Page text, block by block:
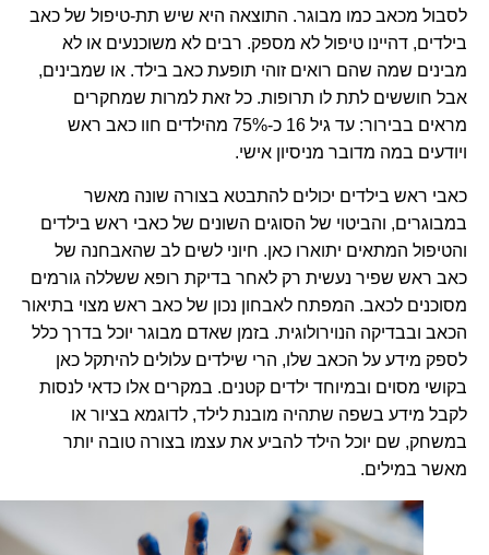
לסבול מכאב כמו מבוגר. התוצאה היא שיש תת-טיפול של כאב
בילדים, דהיינו טיפול לא מספק. רבים לא משוכנעים או לא
מבינים שמה שהם רואים זוהי תופעת כאב בילד. או שמבינים,
אבל חוששים לתת לו תרופות. כל זאת למרות שמחקרים
מראים בבירור: עד גיל 16 כ-75% מהילדים חוו כאב ראש
ויודעים במה מדובר מניסיון אישי.
כאבי ראש בילדים יכולים להתבטא בצורה שונה מאשר
במבוגרים, והביטוי של הסוגים השונים של כאבי ראש בילדים
והטיפול המתאים יתוארו כאן. חיוני לשים לב שהאבחנה של
כאב ראש שפיר נעשית רק לאחר בדיקת רופא ששללה גורמים
מסוכנים לכאב. המפתח לאבחון נכון של כאב ראש מצוי בתיאור
הכאב ובבדיקה הנוירולוגית. בזמן שאדם מבוגר יוכל בדרך כלל
לספק מידע על הכאב שלו, הרי שילדים עלולים להיתקל כאן
בקושי מסוים ובמיוחד ילדים קטנים. במקרים אלו כדאי לנסות
לקבל מידע בשפה שתהיה מובנת לילד, לדוגמא בציור או
במשחק, שם יוכל הילד להביע את עצמו בצורה טובה יותר
מאשר במילים.